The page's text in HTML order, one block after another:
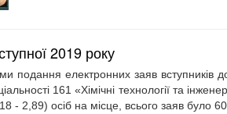
2019 року
подання електронних заяв
161 «Хімічні технології та
- 2,89) осіб на місце, всього заяв було